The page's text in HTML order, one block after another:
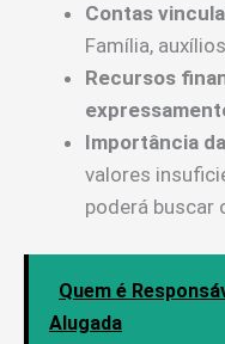
Contas
Família,
Recursos
Importância
valores
poderá buscar
Quem é
Alugada